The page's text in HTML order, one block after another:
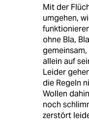
Mit der
umgehen,
ohne Bla,
allein auf
Leider
die Regeln
Wollen
noch
zerstört